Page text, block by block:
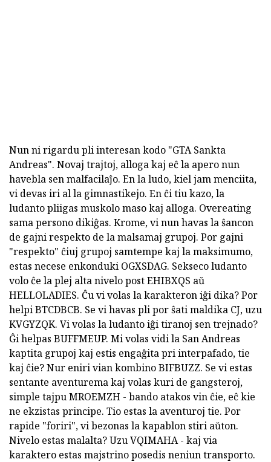
Nun ni rigardu pli interesan kodo "GTA Sankta
Andreas". Novaj trajtoj, alloga kaj eĉ la apero nun
havebla sen malfacilaĵo. En la ludo, kiel jam menciita,
vi devas iri al la gimnastikejo. En ĉi tiu kazo, la
ludanto pliigas muskolo maso kaj alloga. Overeating
sama persono dikiĝas. Krome, vi nun havas la ŝancon
de gajni respekto de la malsamaj grupoj. Por gajni
"respekto" ĉiuj grupoj samtempe kaj la maksimumo,
estas necese enkonduki OGXSDAG. Sekseco ludanto
volo ĉe la plej alta nivelo post EHIBXQS aŭ
HELLOLADIES. Ĉu vi volas la karakteron iĝi dika? Por
helpi BTCDBCB. Se vi havas pli por ŝati maldika CJ, uzu
KVGYZQK. Vi volas la ludanto iĝi tiranoj sen trejnado?
Ĝi helpas BUFFMEUP. Mi volas vidi la San Andreas
kaptita grupoj kaj estis engaĝita pri interpafado, tie
kaj ĉie? Nur eniri vian kombino BIFBUZZ. Se vi estas
sentante aventurema kaj volas kuri de gangsteroj,
simple tajpu MROEMZH - bando atakos vin ĉie, eĉ kie
ne ekzistas principe. Tio estas la aventuroj tie. Por
rapide "foriri", vi bezonas la kapablon stiri aŭton.
Nivelo estas malalta? Uzu VQIMAHA - kaj via
karaktero estas majstrino posedis neniun transporto.